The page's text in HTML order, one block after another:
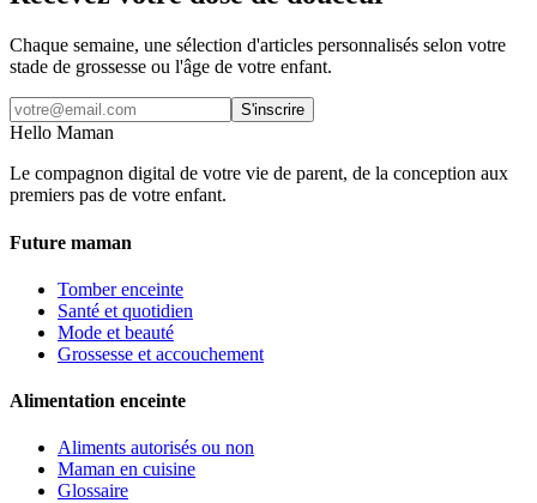
Chaque semaine, une sélection d'articles personnalisés selon votre
stade de grossesse ou l'âge de votre enfant.
S'inscrire
Hello Maman
Le compagnon digital de votre vie de parent, de la conception aux
premiers pas de votre enfant.
Future maman
Tomber enceinte
Santé et quotidien
Mode et beauté
Grossesse et accouchement
Alimentation enceinte
Aliments autorisés ou non
Maman en cuisine
Glossaire